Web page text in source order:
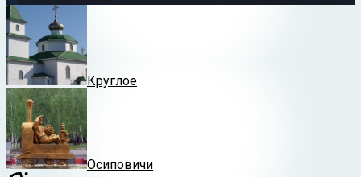
Круглое
Осиповичи